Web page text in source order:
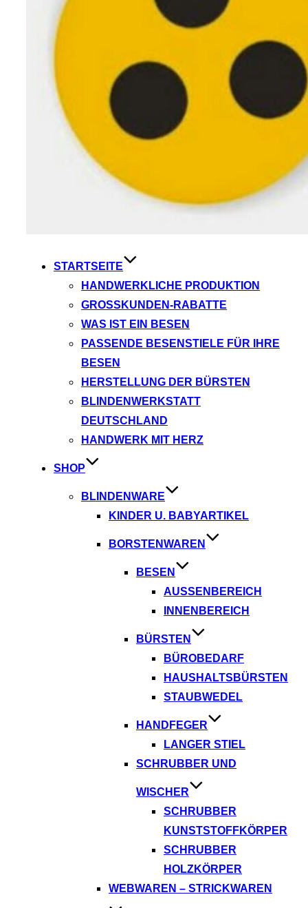
STARTSEITE
HANDWERKLICHE PRODUKTION
GROSSKUNDEN-RABATTE
WAS IST EIN BESEN
PASSENDE BESENSTIELE FÜR IHRE
BESEN
HERSTELLUNG DER BÜRSTEN
BLINDENWERKSTATT
DEUTSCHLAND
HANDWERK MIT HERZ
SHOP
BLINDENWARE
KINDER U. BABYARTIKEL
BORSTENWAREN
BESEN
AUSSENBEREICH
INNENBEREICH
BÜRSTEN
BÜROBEDARF
HAUSHALTSBÜRSTEN
STAUBWEDEL
HANDFEGER
LANGER STIEL
SCHRUBBER UND
WISCHER
SCHRUBBER
KUNSTSTOFFKÖRPER
SCHRUBBER
HOLZKÖRPER
WEBWAREN – STRICKWAREN